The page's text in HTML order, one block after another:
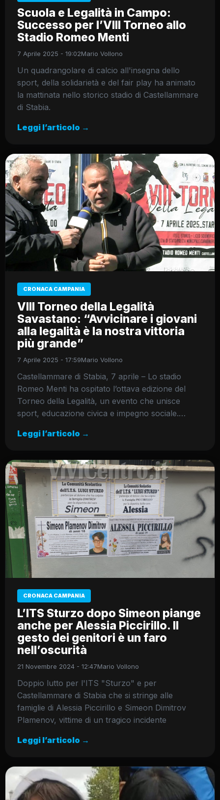
Scuola e Legalità in Campo:
Successo per l’VIII Torneo allo
Stadio Romeo Menti
7 Aprile 2025 - 19:02Mario Vollono
Un quadrangolare di calcio all'insegna dello
sport, della solidarietà e del fair play ha animato
la mattinata nello storico stadio di Castellammare
di Stabia.
Leggi l’articolo →
CRONACA CAMPANIA
VIII Torneo della Legalità
Savastano: “Avvicinare i giovani
alla legalità è la nostra vittoria
più grande”
7 Aprile 2025 - 17:59Mario Vollono
Castellammare di Stabia, 7 aprile – Lo stadio
Romeo Menti ha ospitato l’ottava edizione del
Torneo della Legalità, un evento che unisce
sport, educazione civica e impegno sociale.…
Leggi l’articolo →
CRONACA CAMPANIA
L’ITS Sturzo dopo Simeon piange
anche per Alessia Piccirillo. Il
gesto dei genitori è un faro
nell’oscurità
21 Novembre 2024 - 12:47Mario Vollono
Doppio lutto per l'ITS "Sturzo" e per
Castellammare di Stabia che si stringe alle
famiglie di Alessia Piccirillo e Simeon Dimitrov
Plamenov, vittime di un tragico incidente
Leggi l’articolo →